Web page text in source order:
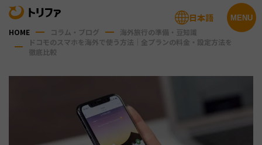
MENU
日本語
HOME コラム・ブログ
海外旅行の準備・豆知識
ドコモのスマホを海外で使う方法｜全プランの料金・設定方法を
徹底比較